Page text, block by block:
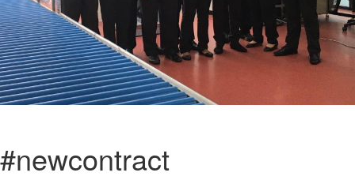
#newcontract